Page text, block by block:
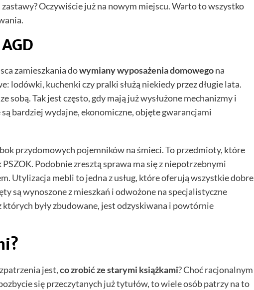
Oczywiście już na nowym miejscu. Warto to wszystko
zamieszkania dowymiany wyposażenia domowegona
lodówki, kuchenki czy pralki służą niekiedy przez długie lata.
sobą. Tak jest często, gdy mają już wysłużone mechanizmy i
bardziej wydajne, ekonomiczne, objęte gwarancjami
przydomowych pojemników na śmieci. To przedmioty, które
Podobnie zresztą sprawa ma się z niepotrzebnymi
Utylizacja meblito jedna z usług, które oferują wszystkie dobre
są wynoszone z mieszkań i odwożone na specjalistyczne
których były zbudowane, jest odzyskiwana i powtórnie
jest,co zrobić ze starymi książkami? Choć racjonalnym
się przeczytanych już tytułów, to wiele osób patrzy na to